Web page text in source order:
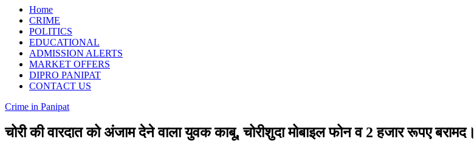
Home
CRIME
POLITICS
EDUCATIONAL
ADMISSION ALERTS
MARKET OFFERS
DIPRO PANIPAT
CONTACT US
Crime in Panipat
चोरी की वारदात को अंजाम देने वाला युवक काबू, चोरीशुदा मोबाइल फोन व 2 हजार रूपए बरामद।